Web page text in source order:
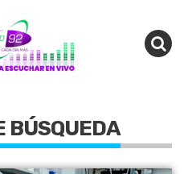
BÚSQUEDA